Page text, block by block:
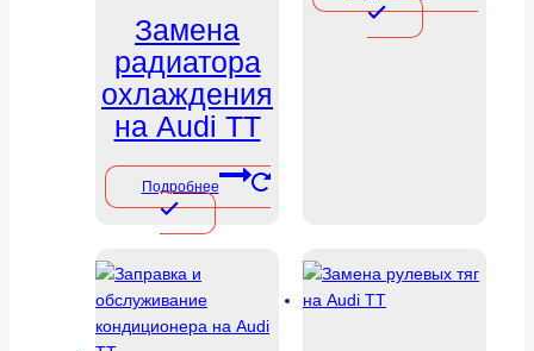
Замена
радиатора
охлаждения
на Audi TT
Подробнее